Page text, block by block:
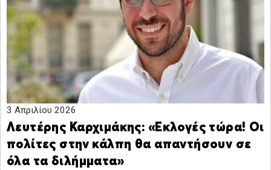
3 Απριλίου 2026
Λευτέρης Καρχιμάκης: «Εκλογές τώρα! Οι
πολίτες στην κάλπη θα απαντήσουν σε
όλα τα διλήμματα»